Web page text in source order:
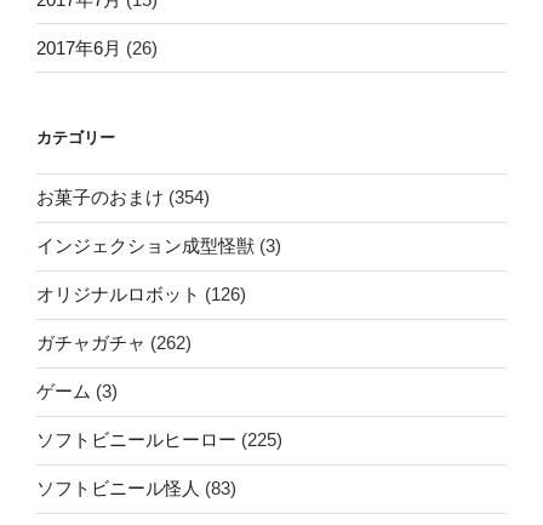
2017年6月 (26)
カテゴリー
お菓子のおまけ (354)
インジェクション成型怪獣 (3)
オリジナルロボット (126)
ガチャガチャ (262)
ゲーム (3)
ソフトビニールヒーロー (225)
ソフトビニール怪人 (83)